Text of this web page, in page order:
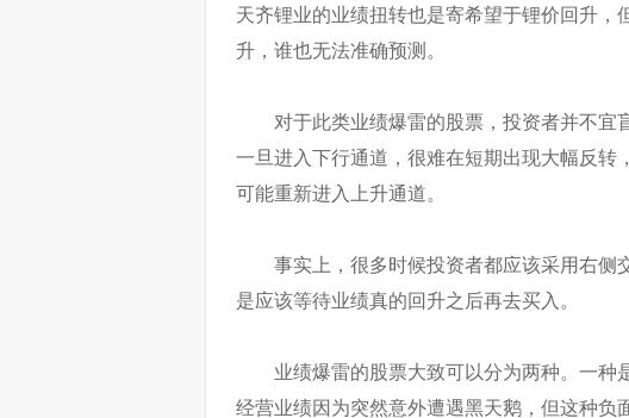
天齐锂业的业绩扭转也是寄希望于锂价回升，
升，谁也无法准确预测。
对于此类业绩爆雷的股票，投资者并不宜
一旦进入下行通道，很难在短期出现大幅反转
可能重新进入上升通道。
事实上，很多时候投资者都应该采用右侧
是应该等待业绩真的回升之后再去买入。
业绩爆雷的股票大致可以分为两种。一种
经营业绩因为突然意外遭遇黑天鹅，但这种负